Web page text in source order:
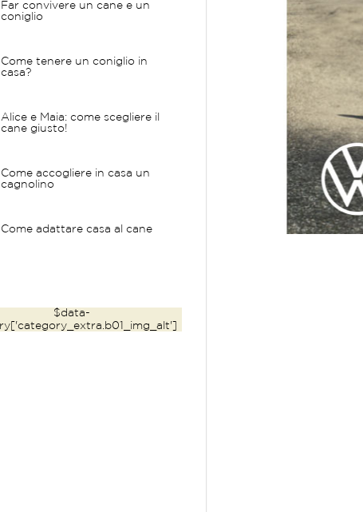
Far convivere un cane e un
coniglio
Come tenere un coniglio in
casa?
Alice e Maia: come scegliere il
cane giusto!
Come accogliere in casa un
cagnolino
Come adattare casa al cane